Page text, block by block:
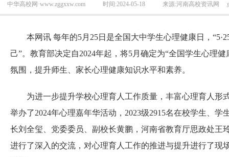
中华高校网·www.zggxxw.com 时间:2024-05-18 来源:河南高校资讯网
本网讯 每年的5月25日是全国大中学生心理健康日，
己”。教育部决定自2024年起，将5月确定为“全国学生心理
氛围，提升师生、家长心理健康知识水平和素养。
为进一步提升学校心理育人工作质量，丰富心理育人形
举办了2024年心理嘉年华活动，2023级2915名在校学生、
长刘全玺、党委委员、副校长黄鹏，河南省教育厅思政处
进行了深入的交流，对心理育人工作的推进与提升进行了